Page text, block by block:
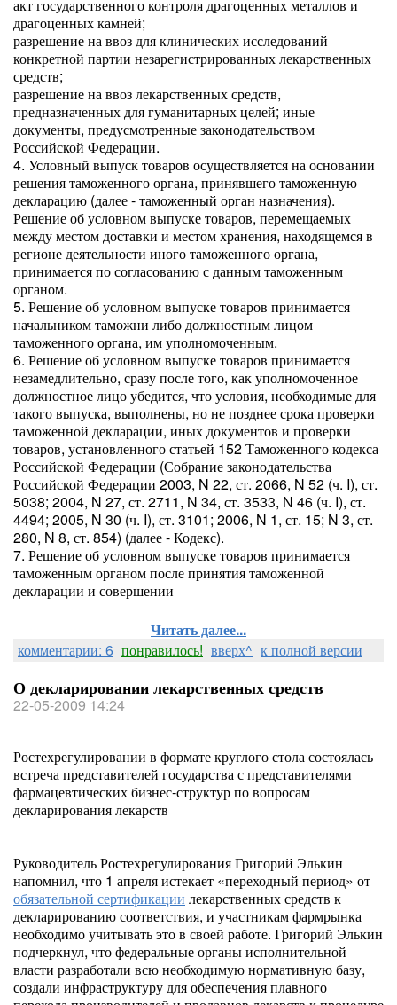
акт государственного контроля драгоценных металлов и
драгоценных камней;
разрешение на ввоз для клинических исследований
конкретной партии незарегистрированных лекарственных
средств;
разрешение на ввоз лекарственных средств,
предназначенных для гуманитарных целей; иные
документы, предусмотренные законодательством
Российской Федерации.
4. Условный выпуск товаров осуществляется на основании
решения таможенного органа, принявшего таможенную
декларацию (далее - таможенный орган назначения).
Решение об условном выпуске товаров, перемещаемых
между местом доставки и местом хранения, находящемся в
регионе деятельности иного таможенного органа,
принимается по согласованию с данным таможенным
органом.
5. Решение об условном выпуске товаров принимается
начальником таможни либо должностным лицом
таможенного органа, им уполномоченным.
6. Решение об условном выпуске товаров принимается
незамедлительно, сразу после того, как уполномоченное
должностное лицо убедится, что условия, необходимые для
такого выпуска, выполнены, но не позднее срока проверки
таможенной декларации, иных документов и проверки
товаров, установленного статьей 152 Таможенного кодекса
Российской Федерации (Собрание законодательства
Российской Федерации 2003, N 22, ст. 2066, N 52 (ч. I), ст.
5038; 2004, N 27, ст. 2711, N 34, ст. 3533, N 46 (ч. I), ст.
4494; 2005, N 30 (ч. I), ст. 3101; 2006, N 1, ст. 15; N 3, ст.
280, N 8, ст. 854) (далее - Кодекс).
7. Решение об условном выпуске товаров принимается
таможенным органом после принятия таможенной
декларации и совершении
Читать далее...
комментарии: 6 понравилось! вверх^ к полной версии
О декларировании лекарственных средств
22-05-2009 14:24
Ростехрегулировании в формате круглого стола состоялась
встреча представителей государства с представителями
фармацевтических бизнес-структур по вопросам
декларирования лекарств
Руководитель Ростехрегулирования Григорий Элькин
напомнил, что 1 апреля истекает «переходный период» от
обязательной сертификации лекарственных средств к
декларированию соответствия, и участникам фармрынка
необходимо учитывать это в своей работе. Григорий Элькин
подчеркнул, что федеральные органы исполнительной
власти разработали всю необходимую нормативную базу,
создали инфраструктуру для обеспечения плавного